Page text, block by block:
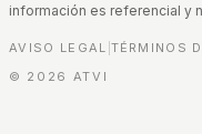
información es referencial y
AVISO LEGAL TÉRMINOS
© 2026 ATVI